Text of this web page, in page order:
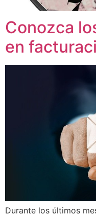
Conozca
en
Durante los últimos